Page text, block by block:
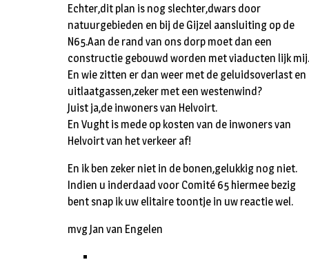
Echter,dit plan is nog slechter,dwars door
natuurgebieden en bij de Gijzel aansluiting op de
N65.Aan de rand van ons dorp moet dan een
constructie gebouwd worden met viaducten lijk mij.
En wie zitten er dan weer met de geluidsoverlast en
uitlaatgassen,zeker met een westenwind?
Juist ja,de inwoners van Helvoirt.
En Vught is mede op kosten van de inwoners van
Helvoirt van het verkeer af!
En ik ben zeker niet in de bonen,gelukkig nog niet.
Indien u inderdaad voor Comité 65 hiermee bezig
bent snap ik uw elitaire toontje in uw reactie wel.
mvg Jan van Engelen